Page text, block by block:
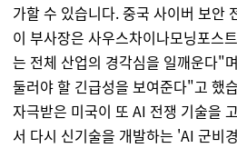
가할 수 있습니다. 중국 사이버 보안
이 부사장은 사우스차이나모닝포스
는 전체 산업의 경각심을 일깨운다"
둘러야 할 긴급성을 보여준다"고 했
자극받은 미국이 또 AI 전쟁 기술을
서 다시 신기술을 개발하는 'AI 군비